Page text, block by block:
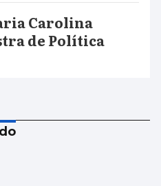
Carolina
de Política